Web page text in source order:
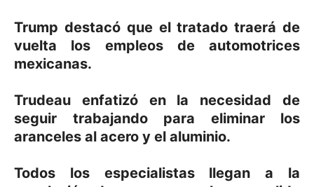
Trump destacó que el tratado traerá de
vuelta los empleos de automotrices
mexicanas.
Trudeau enfatizó en la necesidad de
seguir trabajando para eliminar los
aranceles al acero y el aluminio.
Todos los especialistas llegan a la